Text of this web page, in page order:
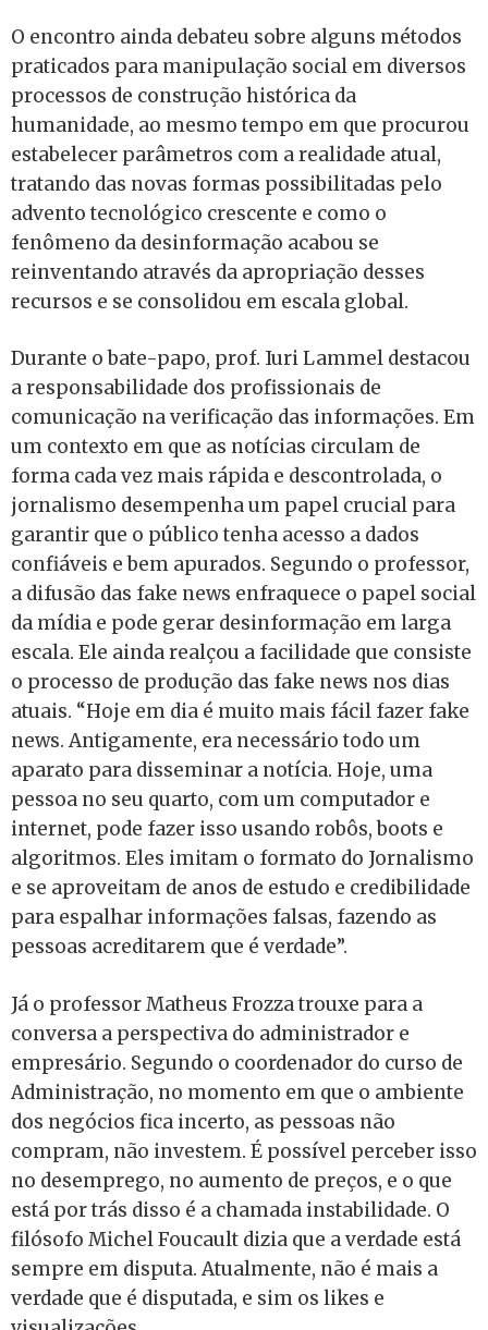
O encontro ainda debateu sobre alguns métodos
praticados para manipulação social em diversos
processos de construção histórica da
humanidade, ao mesmo tempo em que procurou
estabelecer parâmetros com a realidade atual,
tratando das novas formas possibilitadas pelo
advento tecnológico crescente e como o
fenômeno da desinformação acabou se
reinventando através da apropriação desses
recursos e se consolidou em escala global.
Durante o bate-papo, prof. Iuri Lammel destacou
a responsabilidade dos profissionais de
comunicação na verificação das informações. Em
um contexto em que as notícias circulam de
forma cada vez mais rápida e descontrolada, o
jornalismo desempenha um papel crucial para
garantir que o público tenha acesso a dados
confiáveis e bem apurados. Segundo o professor,
a difusão das fake news enfraquece o papel social
da mídia e pode gerar desinformação em larga
escala. Ele ainda realçou a facilidade que consiste
o processo de produção das fake news nos dias
atuais. “Hoje em dia é muito mais fácil fazer fake
news. Antigamente, era necessário todo um
aparato para disseminar a notícia. Hoje, uma
pessoa no seu quarto, com um computador e
internet, pode fazer isso usando robôs, boots e
algoritmos. Eles imitam o formato do Jornalismo
e se aproveitam de anos de estudo e credibilidade
para espalhar informações falsas, fazendo as
pessoas acreditarem que é verdade”.
Já o professor Matheus Frozza trouxe para a
conversa a perspectiva do administrador e
empresário. Segundo o coordenador do curso de
Administração, no momento em que o ambiente
dos negócios fica incerto, as pessoas não
compram, não investem. É possível perceber isso
no desemprego, no aumento de preços, e o que
está por trás disso é a chamada instabilidade. O
filósofo Michel Foucault dizia que a verdade está
sempre em disputa. Atualmente, não é mais a
verdade que é disputada, e sim os likes e